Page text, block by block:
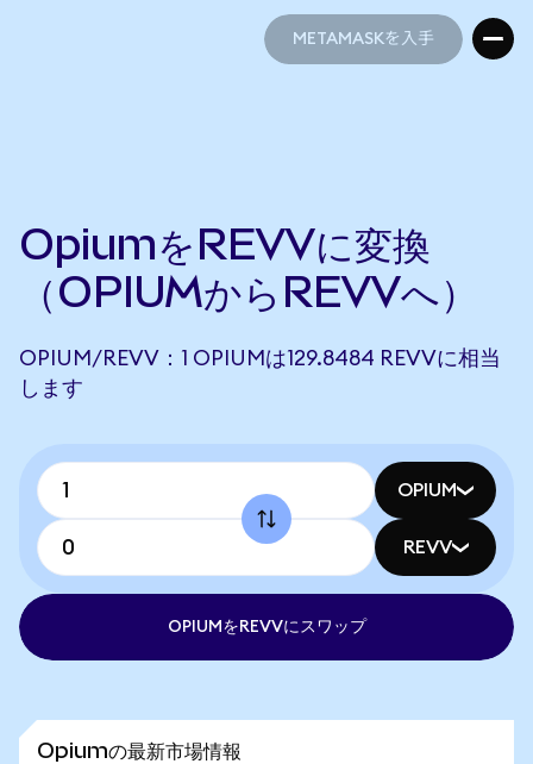
METAMASKを入手
OpiumをREVVに変換
（OPIUMからREVVへ）
OPIUM/REVV：1 OPIUMは129.8484 REVVに相当
します
OPIUM
REVV
OPIUMをREVVにスワップ
Opiumの最新市場情報